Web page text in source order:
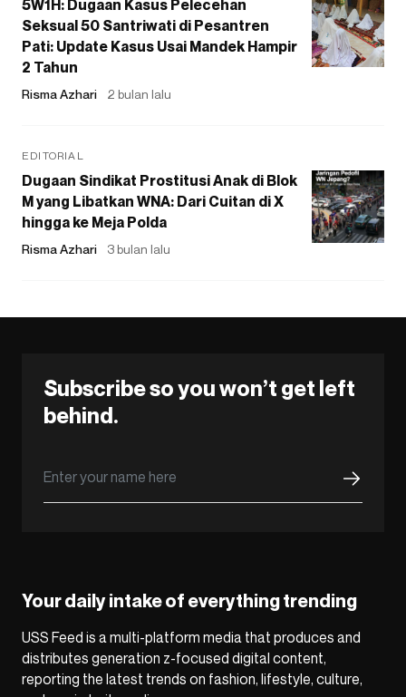
5W1H: Dugaan Kasus Pelecehan
Seksual 50 Santriwati di Pesantren
Pati: Update Kasus Usai Mandek Hampir
2 Tahun
Risma Azhari 2 bulan lalu
EDITORIAL
Dugaan Sindikat Prostitusi Anak di Blok
M yang Libatkan WNA: Dari Cuitan di X
hingga ke Meja Polda
Risma Azhari 3 bulan lalu
Subscribe so you won’t get left
behind.
Your daily intake of everything trending
USS Feed is a multi-platform media that produces and
distributes generation z-focused digital content,
reporting the latest trends on fashion, lifestyle, culture,